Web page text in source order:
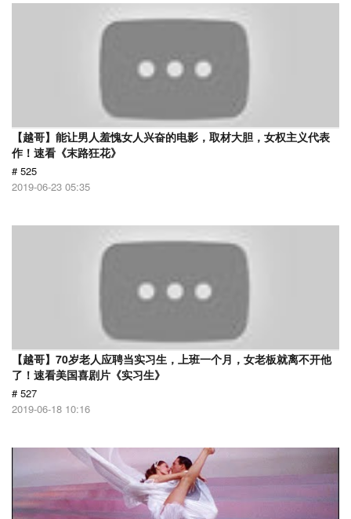
【越哥】能让男人羞愧女人兴奋的电影，取材大胆，女权主义代表
作！速看《末路狂花》
# 525
2019-06-23 05:35
【越哥】70岁老人应聘当实习生，上班一个月，女老板就离不开他
了！速看美国喜剧片《实习生》
# 527
2019-06-18 10:16